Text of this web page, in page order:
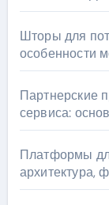
Шторы для
особенности
Партнерские
сервиса:
Платформы
архитектура,